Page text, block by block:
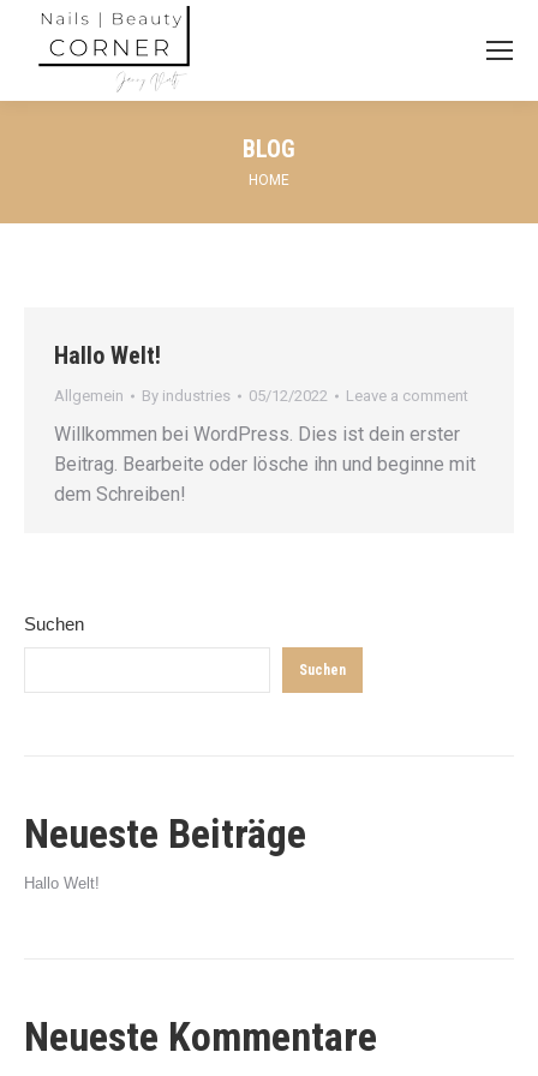
BLOG
You are here:
HOME
Hallo Welt!
Allgemein By industries 05/12/2022 Leave a comment
Willkommen bei WordPress. Dies ist dein erster
Beitrag. Bearbeite oder lösche ihn und beginne mit
dem Schreiben!
Suchen
Suchen
Neueste Beiträge
Hallo Welt!
Neueste Kommentare